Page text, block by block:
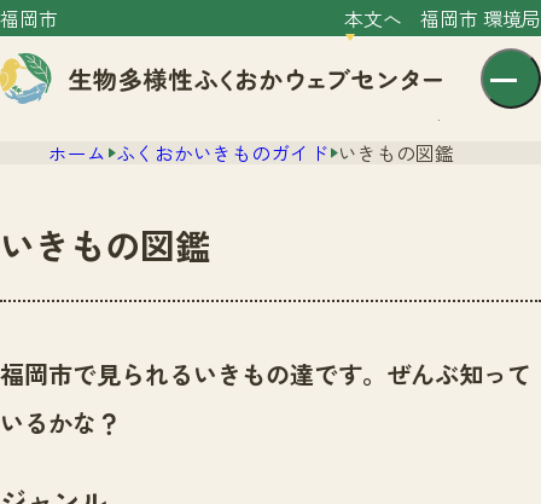
福岡市 本文へ 福岡市 環境局
センター紹介
センター紹介TOP
サイトポリシー
ニュース
いきものガイド
ホーム ふくおかいきものガイド いきもの図鑑
いきもの図鑑
福岡市で見られるいきもの達です。ぜんぶ知って
いるかな？